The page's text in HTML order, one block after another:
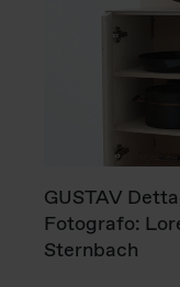
GUSTAV
Fotografo:
Sternbach